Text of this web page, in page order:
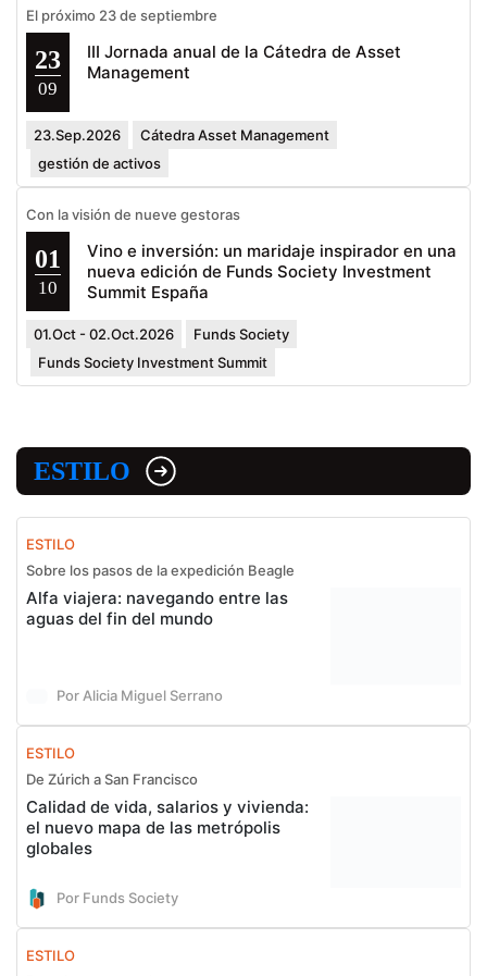
El próximo 23 de septiembre
23
09
III Jornada anual de la Cátedra de Asset
Management
23.Sep.2026
Cátedra Asset Management
gestión de activos
Con la visión de nueve gestoras
01
10
Vino e inversión: un maridaje inspirador en una
nueva edición de Funds Society Investment
Summit España
01.Oct - 02.Oct.2026
Funds Society
Funds Society Investment Summit
ESTILO
ESTILO
Sobre los pasos de la expedición Beagle
Alfa viajera: navegando entre las
aguas del fin del mundo
Por Alicia Miguel Serrano
ESTILO
De Zúrich a San Francisco
Calidad de vida, salarios y vivienda:
el nuevo mapa de las metrópolis
globales
Por Funds Society
ESTILO